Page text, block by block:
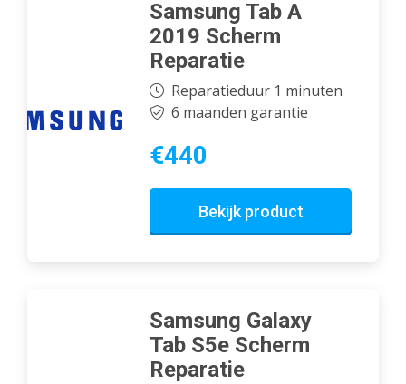
Samsung Tab A
2019 Scherm
Reparatie
Reparatieduur 1 minuten
6 maanden garantie
€440
Bekijk product
Samsung Galaxy
Tab S5e Scherm
Reparatie